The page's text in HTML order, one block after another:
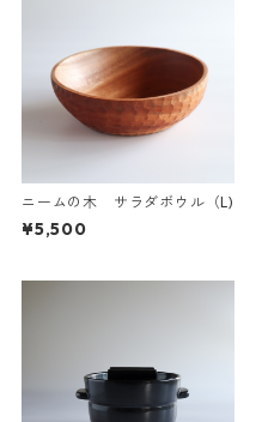
ニームの木 サラダボウル（L)
¥5,500